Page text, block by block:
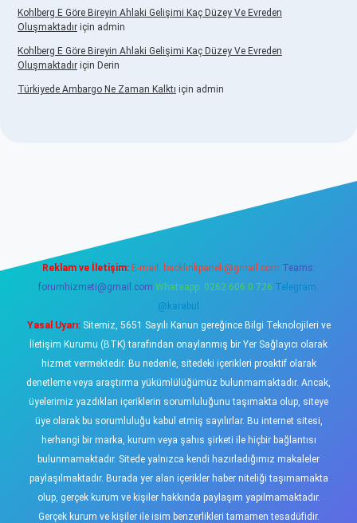
Kohlberg E Göre Bireyin Ahlaki Gelişimi Kaç Düzey Ve Evreden
Oluşmaktadır için admin
Kohlberg E Göre Bireyin Ahlaki Gelişimi Kaç Düzey Ve Evreden
Oluşmaktadır için Derin
Türkiyede Ambargo Ne Zaman Kalktı için admin
Reklam ve İletişim: E-mail: backlinkpaneli@gmail.com Teams:
forumhizmeti@gmail.com Whatsapp: 0262 606 0 726 Telegram:
@karabul
Yasal Uyarı:Sitemiz, 5651 Sayılı Kanun gereğince Bilgi Teknolojileri ve
İletişim Kurumu (BTK) tarafından onaylanmış bir Yer Sağlayıcı olarak
hizmet vermektedir. Bu nedenle, sitedeki içerikleri proaktif olarak
denetleme veya araştırma yükümlülüğümüz bulunmamaktadır. Ancak,
üyelerimiz yazdıkları içeriklerin sorumluluğunu taşımakta olup, siteye
üye olarak bu sorumluluğu kabul etmiş sayılırlar. Bu internet sitesi,
herhangi bir marka, kurum veya şahıs şirketi ile hiçbir bağlantısı
bulunmamaktadır. Sitede yalnızca kendi hazırladığımız makaleler
paylaşılmaktadır. Burada yer alan içerikler haber niteliği taşımamakta
olup, gerçek kurum ve kişiler hakkında paylaşım yapılmamaktadır.
Gerçek kurum ve kişiler ile isim benzerlikleri tamamen tesadüfidir.